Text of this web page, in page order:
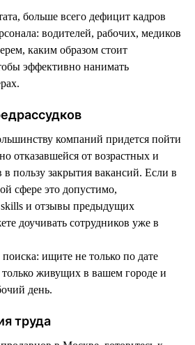
больше всего дефицит кадров
водителей, рабочих, медиков
каким образом стоит
эффективно нанимать
компаний придется пойти
отказавшейся от возрастных и
в пользу закрытия вакансий. Если в
сфере это допустимо,
skills и отзывы предыдущих
доучивать сотрудников уже в
ищите не только по дате
живущих в вашем городе и
день.
труда